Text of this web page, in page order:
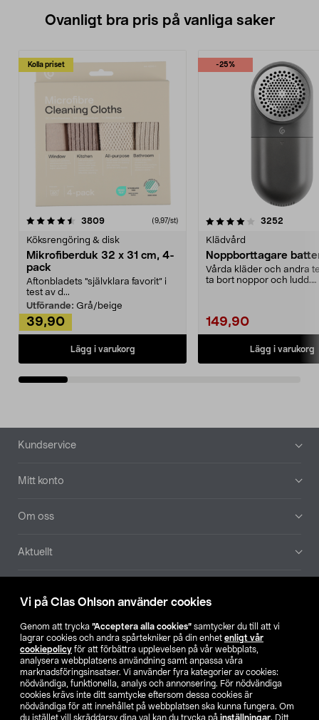
Vi på Clas Ohlson använder cookies
Genom att trycka ”Acceptera alla cookies” samtycker du till att vi
lagrar cookies och andra spårtekniker på din enhet enligt vår
cookiepolicy för att förbättra upplevelsen på vår webbplats,
analysera webbplatsens användning samt anpassa våra
marknadsföringsinsatser. Vi använder fyra kategorier av cookies:
nödvändiga, funktionella, analys och annonsering. För nödvändiga
cookies krävs inte ditt samtycke eftersom dessa cookies är
nödvändiga för att innehållet på webbplatsen ska kunna fungera. Om
du istället vill skräddarsy dina val kan du trycka på inställningar. Ditt
Ovanligt bra pris på vanliga saker
Kolla priset
3809recensioner (9,97/st)
Köksrengöring & disk
Mikrofiberduk 32 x 31 cm, 4-
pack
Aftonbladets "självklara favorit” i
test av d...
Utförande: Grå/beige
39,90
Lägg i varukorg
-25%
4.0av 5 stjärnor 3252
Klädvård
Noppborttagare
Vårda kläder och andra
ta bort noppor och ludd.
149,90
Lägg i varukorg
4.5av 5 stjärnor
Sidfot
Kundservice
Mitt konto
Om oss
Aktuellt
Hitta butik
SE NO FI